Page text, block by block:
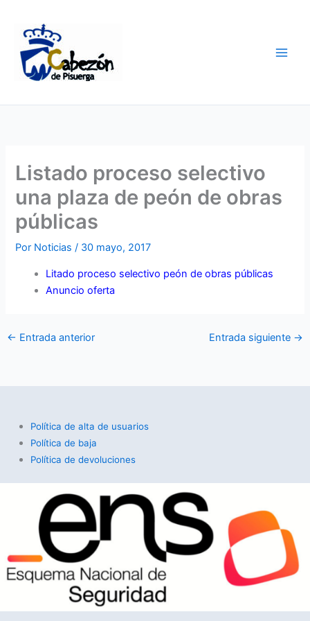
contenido
Listado proceso selectivo
una plaza de peón de obras
públicas
Por Noticias/ 30 mayo, 2017
Litado proceso selectivo peón de obras públicas
Anuncio oferta
← Entrada anterior Entrada siguiente →
Política de alta de usuarios
Política de baja
Política de devoluciones